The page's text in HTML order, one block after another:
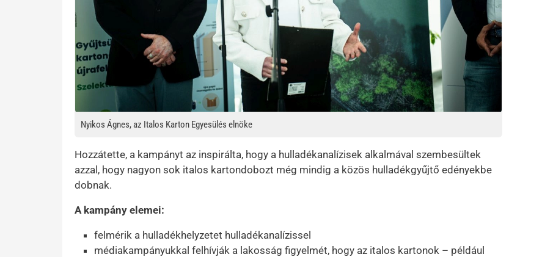
Nyikos Ágnes, az Italos Karton Egyesülés elnöke
Hozzátette, a kampányt az inspirálta, hogy a hulladékanalízisek alkalmával szembesültek
azzal, hogy nagyon sok italos kartondobozt még mindig a közös hulladékgyűjtő edényekbe
dobnak.
A kampány elemei:
felmérik a hulladékhelyzetet hulladékanalízissel
médiakampányukkal felhívják a lakosság figyelmét, hogy az italos kartonok – például